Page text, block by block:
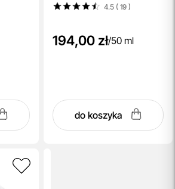
4.5 ( 19)
194,00 zł/50 ml
do koszyka